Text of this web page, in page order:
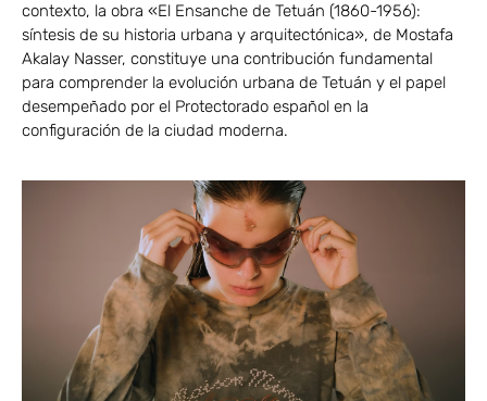
contexto, la obra «El Ensanche de Tetuán (1860-1956):
síntesis de su historia urbana y arquitectónica», de Mostafa
Akalay Nasser, constituye una contribución fundamental
para comprender la evolución urbana de Tetuán y el papel
desempeñado por el Protectorado español en la
configuración de la ciudad moderna.